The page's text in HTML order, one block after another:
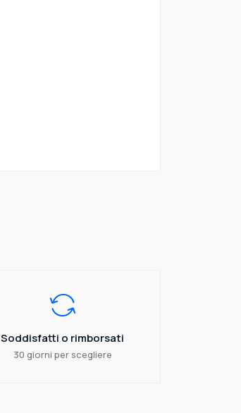
Soddisfatti o rimborsati
30 giorni per scegliere